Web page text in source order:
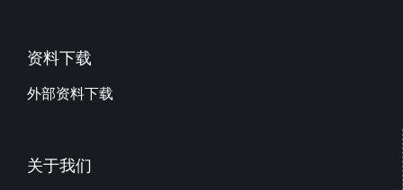
资料下载
外部资料下载
关于我们